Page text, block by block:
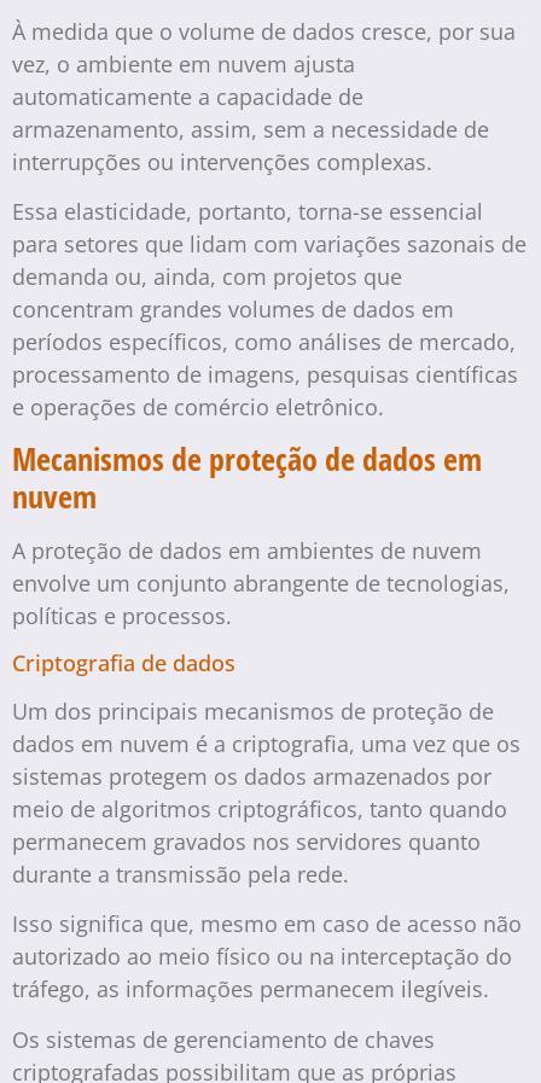
À medida que o volume de dados cresce, por sua
vez, o ambiente em nuvem ajusta
automaticamente a capacidade de
armazenamento, assim, sem a necessidade de
interrupções ou intervenções complexas.
Essa elasticidade, portanto, torna-se essencial
para setores que lidam com variações sazonais de
demanda ou, ainda, com projetos que
concentram grandes volumes de dados em
períodos específicos, como análises de mercado,
processamento de imagens, pesquisas científicas
e operações de comércio eletrônico.
Mecanismos de proteção de dados em
nuvem
A proteção de dados em ambientes de nuvem
envolve um conjunto abrangente de tecnologias,
políticas e processos.
Criptografia de dados
Um dos principais mecanismos de proteção de
dados em nuvem é a criptografia, uma vez que os
sistemas protegem os dados armazenados por
meio de algoritmos criptográficos, tanto quando
permanecem gravados nos servidores quanto
durante a transmissão pela rede.
Isso significa que, mesmo em caso de acesso não
autorizado ao meio físico ou na interceptação do
tráfego, as informações permanecem ilegíveis.
Os sistemas de gerenciamento de chaves
criptografadas possibilitam que as próprias